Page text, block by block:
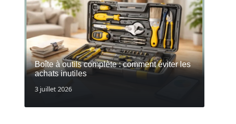
Boîte à outils complète : comment éviter les
achats inutiles
3 juillet 2026